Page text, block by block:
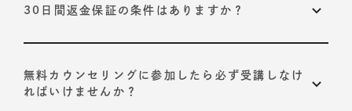
プログラムで定められている、10STEPそれぞれの合
お客様自身が導き出された「やりたいこと」に納得感
を持っていること
30日間返金保証の条件はありますか？
受講開始から30日以内に担当コーチにお申し出くださ
い。
無料カウンセリングに参加したら必ず受講しなけ
ればいけませんか？